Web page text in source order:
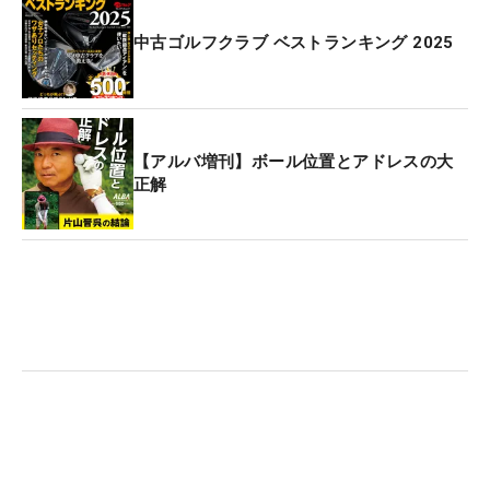
中古ゴルフクラブ ベストランキング 2025
【アルバ増刊】ボール位置とアドレスの大
正解